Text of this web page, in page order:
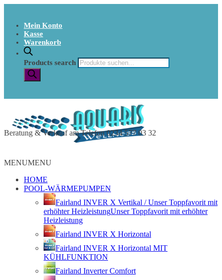
Mein Konto
Kasse
Warenkorb
Products search
Beratung & Verkauf am Telefon 0234 577 03 32
MENUMENU
HOME
POOL-WÄRMEPUMPEN
Fairland INVER X Vertikal / Unser Toppfavorit mit
erhöhter HeizleistungUnser Toppfavorit mit erhöhter
Heizleistung
Fairland INVER X Horizontal
Fairland INVER X Horizontal MIT
KÜHLFUNKTION
Fairland Inverter Comfort